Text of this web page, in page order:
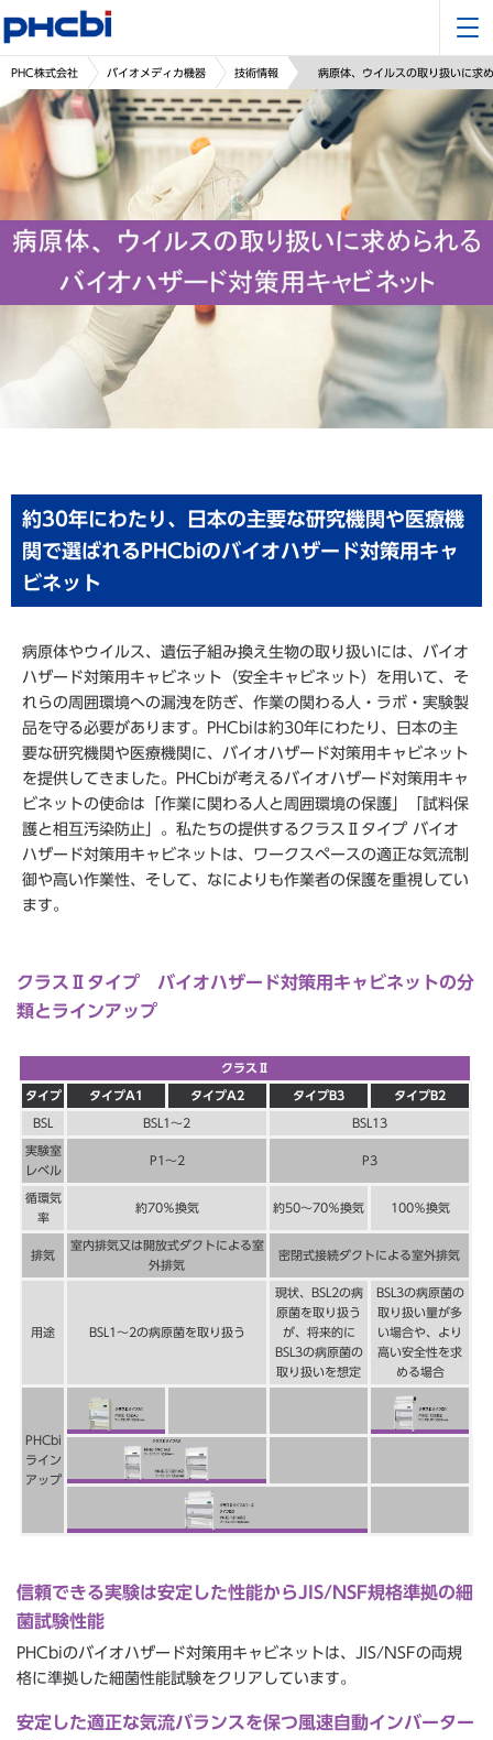
PHC株式会社 バイオメディカ機器 技術情報 病原体、ウイルスの取り扱いに求
約30年にわたり、日本の主要な研究機関や医療機
関で選ばれるPHCbiのバイオハザード対策用キャ
ビネット
病原体やウイルス、遺伝子組み換え生物の取り扱いには、バイオ
ハザード対策用キャビネット（安全キャビネット）を用いて、そ
れらの周囲環境への漏洩を防ぎ、作業の関わる人・ラボ・実験製
品を守る必要があります。PHCbiは約30年にわたり、日本の主
要な研究機関や医療機関に、バイオハザード対策用キャビネット
を提供してきました。PHCbiが考えるバイオハザード対策用キャ
ビネットの使命は「作業に関わる人と周囲環境の保護」「試料保
護と相互汚染防止」。私たちの提供するクラスⅡタイプ バイオ
ハザード対策用キャビネットは、ワークスペースの適正な気流制
御や高い作業性、そして、なによりも作業者の保護を重視してい
ます。
クラスⅡタイプ バイオハザード対策用キャビネットの分
類とラインアップ
クラスⅡ
タイプ タイプA1 タイプA2 タイプB3 タイプB2
BSL BSL1～2 BSL13
実験室
レベル
P1～2 P3
循環気
率
約70％換気 約50～70％換気 100％換気
排気
室内排気又は開放式ダクトによる室
外排気
密閉式接続ダクトによる室外排気
用途 BSL1～2の病原菌を取り扱う
現状、BSL2の病
原菌を取り扱う
が、将来的に
BSL3の病原菌の
取り扱いを想定
BSL3の病原菌の
取り扱い量が多
い場合や、より
高い安全性を求
める場合
PHCbi
ライン
アップ
信頼できる実験は安定した性能からJIS/NSF規格準拠の細
菌試験性能
PHCbiのバイオハザード対策用キャビネットは、JIS/NSFの両規
格に準拠した細菌性能試験をクリアしています。
安定した適正な気流バランスを保つ風速自動インバーター